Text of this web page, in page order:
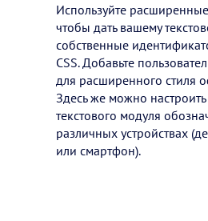
Используйте
чтобы дать вашему
собственные
CSS. Добавьте
для расширенного стиля
Здесь же можно
текстового модуля
различных устройствах
или смартфон).